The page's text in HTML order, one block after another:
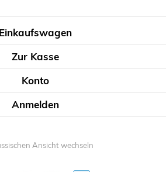
Einkaufswagen
Zur Kasse
Konto
Anmelden
Ansicht wechseln